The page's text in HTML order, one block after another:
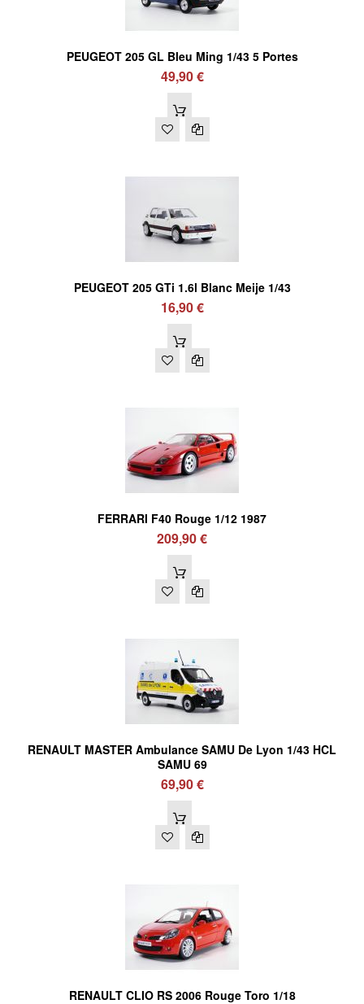
PEUGEOT 205 GL Bleu Ming 1/43 5 Portes
49,90 €
PEUGEOT 205 GTi 1.6l Blanc Meije 1/43
16,90 €
FERRARI F40 Rouge 1/12 1987
209,90 €
RENAULT MASTER Ambulance SAMU De Lyon 1/43 HCL
SAMU 69
69,90 €
RENAULT CLIO RS 2006 Rouge Toro 1/18